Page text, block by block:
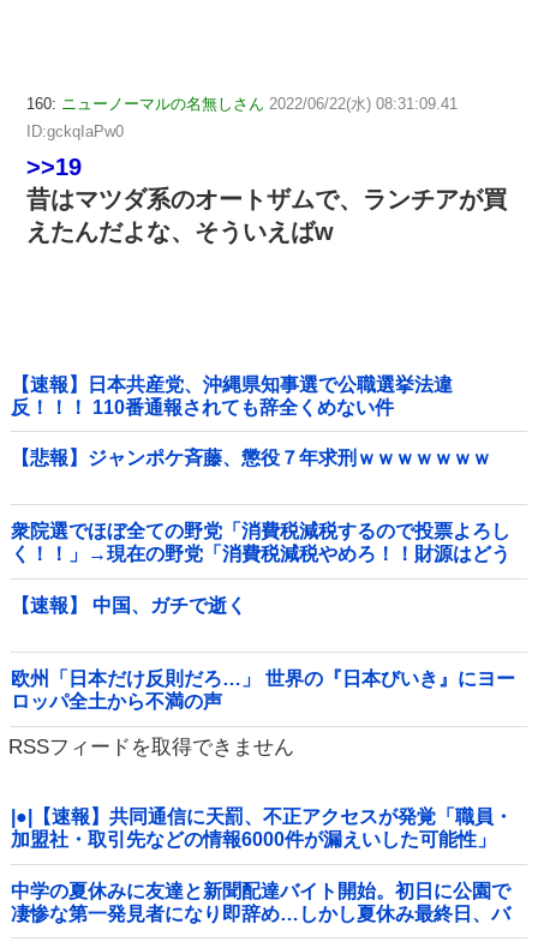
160: ニューノーマルの名無しさん 2022/06/22(水) 08:31:09.41
ID:gckqIaPw0
>>19
昔はマツダ系のオートザムで、ランチアが買
えたんだよな、そういえばw
【速報】日本共産党、沖縄県知事選で公職選挙法違
反！！！ 110番通報されても辞全くめない件
【悲報】ジャンポケ斉藤、懲役７年求刑ｗｗｗｗｗｗｗ
衆院選でほぼ全ての野党「消費税減税するので投票よろし
く！！」→現在の野党「消費税減税やめろ！！財源はどう
するんだ！！」他
【速報】 中国、ガチで逝く
欧州「日本だけ反則だろ…」 世界の『日本びいき』にヨー
ロッパ全土から不満の声
RSSフィードを取得できません
|●|【速報】共同通信に天罰、不正アクセスが発覚「職員・
加盟社・取引先などの情報6000件が漏えいした可能性」
中学の夏休みに友達と新聞配達バイト開始。初日に公園で
凄惨な第一発見者になり即辞め…しかし夏休み最終日、バ
イトを続けた友人の身に起きた「更なる悲劇」←このバイ